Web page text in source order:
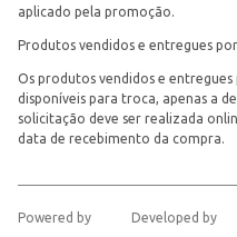
aplicado pela promoção.
Produtos vendidos e entregues
Os produtos vendidos e
disponíveis para troca, apenas a
solicitação deve ser realizada
data de recebimento da compra.
Powered by Developed by